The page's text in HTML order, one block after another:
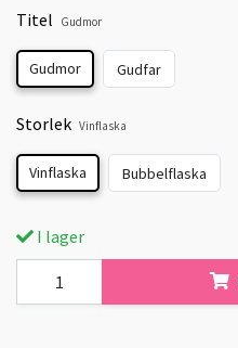
Titel Gudmor
Gudmor Gudfar
Storlek Vinflaska
Vinflaska Bubbelflaska
I lager